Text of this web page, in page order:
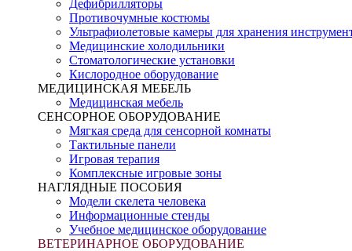
Дефибрилляторы
Противочумные костюмы
Ультрафиолетовые камеры для хранения
Медицинские холодильники
Стоматологические установки
Кислородное оборудование
МЕДИЦИНСКАЯ МЕБЕЛЬ
Медицинская мебель
СЕНСОРНОЕ ОБОРУДОВАНИЕ
Мягкая среда для сенсорной комнаты
Тактильные панели
Игровая терапия
Комплексные игровые зоны
НАГЛЯДНЫЕ ПОСОБИЯ
Модели скелета человека
Информационные стенды
Учебное медицинское оборудование
ВЕТЕРИНАРНОЕ ОБОРУДОВАНИЕ